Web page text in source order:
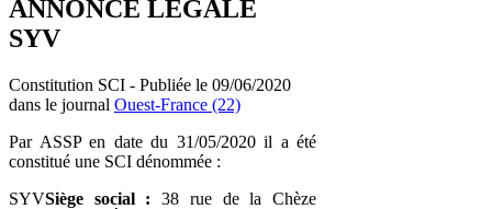
ANNONCE LÉGALE
SYV
Constitution SCI - Publiée le 09/06/2020
dans le journal Ouest-France (22)
Par ASSP en date du 31/05/2020 il a été
constitué une SCI dénommée :
SYVSiège social : 38 rue de la Chèze